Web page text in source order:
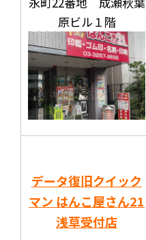
原ビル１階
データ復旧クイック
マン はんこ屋さん21
浅草受付店